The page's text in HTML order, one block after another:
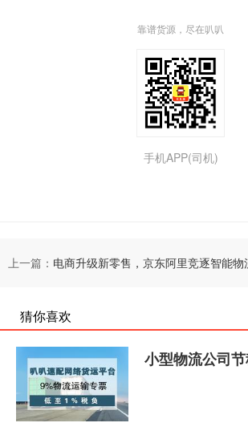
靠谱货源，尽在叭叭
手机APP(司机)
上一篇： 电商升级新零售，京东阿里竞逐智能物
猜你喜欢
小型物流公司